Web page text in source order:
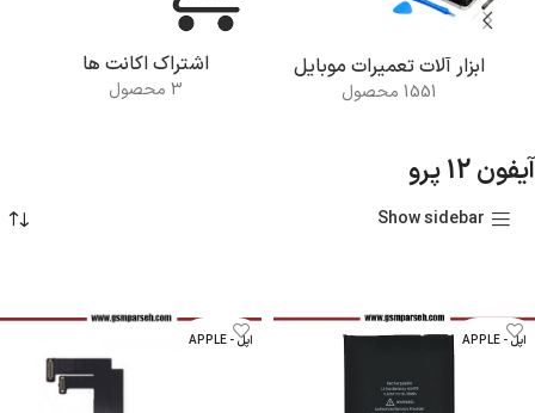
ابزار آلات تعمیرات موبایل
1551 محصول
اشتراک اکانت ها
3 محصول
آیفون 12 پرو
Show sidebar
اپل - APPLE اپل - APPLE